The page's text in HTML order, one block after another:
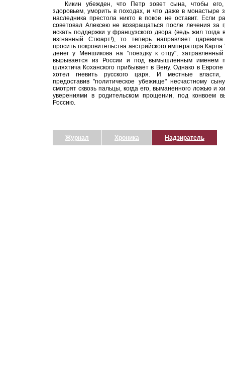
Кикин убежден, что Петр зовет сына, чтобы его,
здоровьем, уморить в походах, и что даже в монастыре
наследника престола никто в покое не оставит. Если
советовал Алексею не возвращаться после лечения за
искать поддержки у французского двора (ведь жил тогда
изгнанный Стюарт!), то теперь направляет
просить покровительства австрийского императора Карла
денег у Меншикова на "поездку к отцу", затравленный
вырывается из России и под вымышленным именем
шляхтича Коханского прибывает в Вену. Однако в Европе
хотел гневить русского царя. И местные власти,
предоставив "политическое убежище" несчастному
смотрят сквозь пальцы, когда его, выманенного ложью и
уверениями в родительском прощении, под конвоем
Россию.
Журнал Хроника Надзиратель